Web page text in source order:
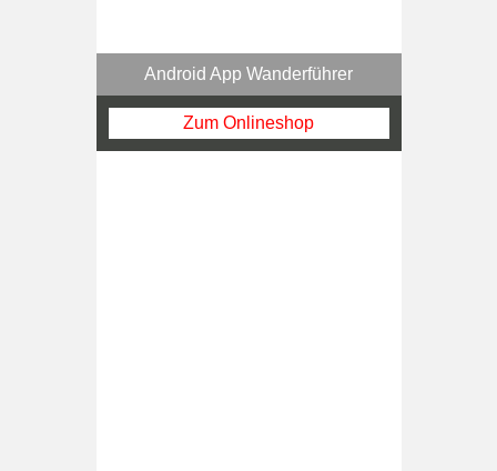
Android App Wanderführer
Zum Onlineshop